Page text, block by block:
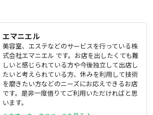
エマニエル
美容室、エステなどのサービスを行っている株
式会社エマニエル です。お店を出したくても難
しいと感じられている方や今後独立して出店し
たいと考えられている方、休みを利用して技術
を磨きたい方などのニーズにお応えできるお店
です。是非一度借りてご利用いただければと思
います。